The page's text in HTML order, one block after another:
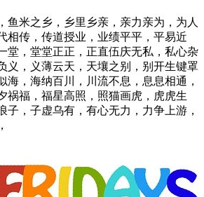
鱼米之乡，乡里乡亲，亲力亲为，为人
相传，传道授业，业绩平平，平易近
堂，堂堂正正，正直伍庆无私，私心杂
义，义薄云天，天壤之别，别开生键罩
海，海纳百川，川流不息，息息相通，
祸福，福星高照，照猫画虎，虎虎生
子，子虚乌有，有心无力，力争上游，